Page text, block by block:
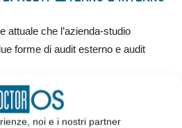
noi e i nostri partner
attuale che l’azienda-studio
forme di audit esterno e audit
dell’ambiente interno ed
tutti gli stimoli e gli elementi che